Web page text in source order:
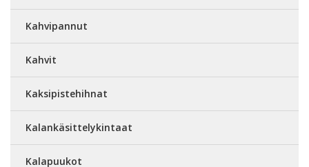
Kahvipannut
Kahvit
Kaksipistehihnat
Kalankäsittelykintaat
Kalapuukot